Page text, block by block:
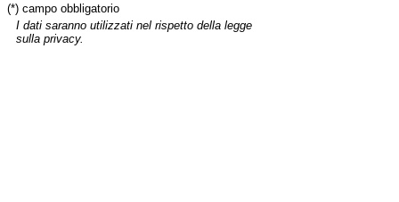
(*) campo obbligatorio
I dati saranno utilizzati nel rispetto della legge
sulla privacy.